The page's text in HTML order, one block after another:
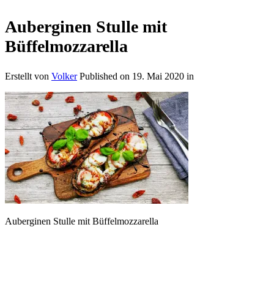
Auberginen Stulle mit
Büffelmozzarella
Erstellt von Volker Published on 19. Mai 2020 in
Auberginen Stulle mit Büffelmozzarella